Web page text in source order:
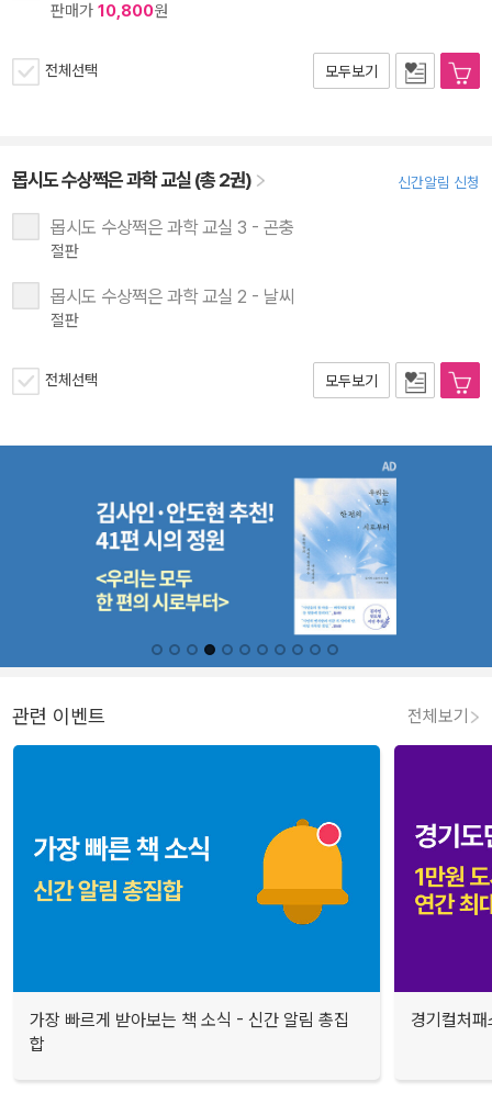
판매가 10,800원
전체선택 모두보기
몹시도 수상쩍은 과학 교실 (총 2권) 신간알림 신청
몹시도 수상쩍은 과학 교실 3 - 곤충
절판
몹시도 수상쩍은 과학 교실 2 - 날씨
절판
전체선택 모두보기
관련 이벤트 전체보기
가장 빠르게 받아보는 책 소식 - 신간 알림 총집
합
경기컬처